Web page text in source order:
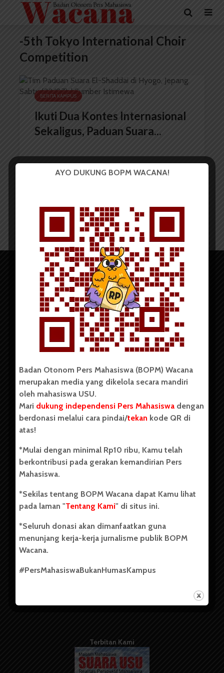
-5th Tokyo International Choir
Competition
BERITA KAMPUS
Ikuti Dua Kontes Internasional
Sekaligus, Paduan Suara...
Copyright © 2023. All rights reserved BOPM WACANA.
Badan Otonom Pers Mahasiswa (BOPM) Wacana merupakan
pers mahasiswa yang berdiri di luar kampus dan dikelola
secara mandiri oleh mahasiswa Universitas Sumatera Utara
(USU). Sebelumnya BOPM Wacana merupakan salah satu
Unit Kegiatan Mahasiswa (UKM) di Universitas Sumatera
berdiri pada 1 Juli 1995.
Tentang Kami
Info Iklan
Pedoman Media Siber
Terbitan Kami
AYO DUKUNG BOPM WACANA!
Badan Otonom Pers Mahasiswa (BOPM) Wacana
merupakan media yang dikelola secara mandiri
oleh mahasiswa USU.
Mari dukung independensi Pers Mahasiswa dengan
berdonasi melalui cara pindai/tekan kode QR di
atas!
*Mulai dengan minimal Rp10 ribu, Kamu telah
berkontribusi pada gerakan kemandirian Pers
Mahasiswa.
*Sekilas tentang BOPM Wacana dapat Kamu lihat
pada laman "Tentang Kami" di situs ini.
*Seluruh donasi akan dimanfaatkan guna
menunjang kerja-kerja jurnalisme publik BOPM
Wacana.
#PersMahasiswaBukanHumasKampus